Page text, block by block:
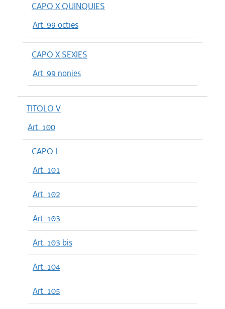
CAPO X QUINQUIES
Art. 99 octies
CAPO X SEXIES
Art. 99 nonies
TITOLO V
Art. 100
CAPO I
Art. 101
Art. 102
Art. 103
Art. 103 bis
Art. 104
Art. 105